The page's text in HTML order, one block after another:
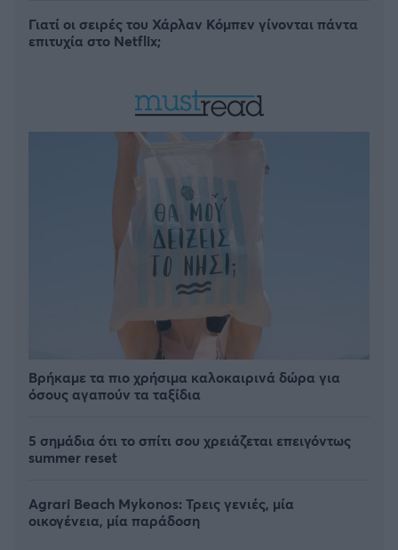
Γιατί οι σειρές του Χάρλαν Κόμπεν γίνονται πάντα
επιτυχία στο Netflix;
Βρήκαμε τα πιο χρήσιμα καλοκαιρινά δώρα για
όσους αγαπούν τα ταξίδια
5 σημάδια ότι το σπίτι σου χρειάζεται επειγόντως
summer reset
Agrari Beach Mykonos: Τρεις γενιές, μία
οικογένεια, μία παράδοση